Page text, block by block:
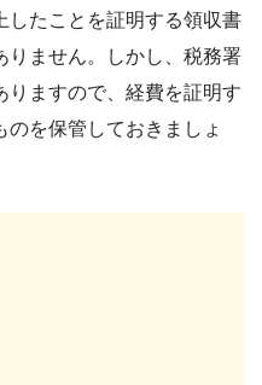
したことを証明する領収書
りません。しかし、税務署
りますので、経費を証明す
を保管しておきましょ